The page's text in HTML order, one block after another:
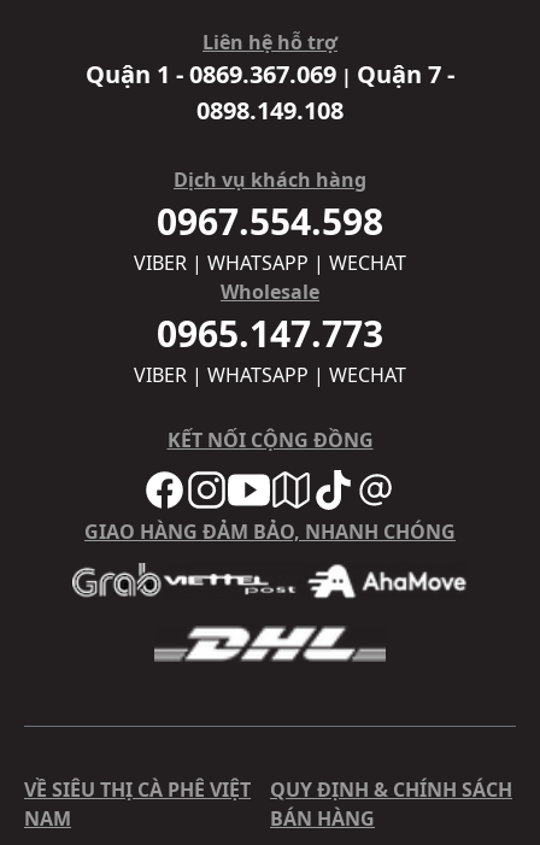
Liên hệ hỗ trợ
Quận 1 - 0869.367.069 | Quận 7 -
0898.149.108
Dịch vụ khách hàng
0967.554.598
VIBER | WHATSAPP | WECHAT
Wholesale
0965.147.773
VIBER | WHATSAPP | WECHAT
KẾT NỐI CỘNG ĐỒNG
GIAO HÀNG ĐẢM BẢO, NHANH CHÓNG
VỀ SIÊU THỊ CÀ PHÊ VIỆT
NAM
QUY ĐỊNH & CHÍNH SÁCH
BÁN HÀNG